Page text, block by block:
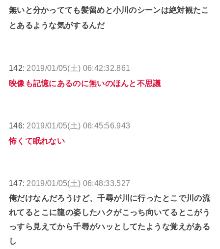
無いと分かってても髪留めと小川のシーンは絶対観たこ
とあるような気がするんだ
142: 2019/01/05(土) 06:42:32.861
映像も記憶にあるのに無いのほんと不思議
146: 2019/01/05(土) 06:45:56.943
怖くて眠れない
147: 2019/01/05(土) 06:48:33.527
俺だけなんだろうけど、千尋が川に行ったとこで川の流
れてるとこに龍の姿したハクがこっち向いてるとこがう
っすら見えてから千尋がハッとしてたような覚えがある
し